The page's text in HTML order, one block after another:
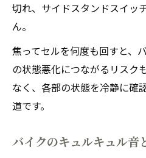
インジェクション
い点
切れ、サイドスタンドスイッ
ん。
焦ってセルを何度も回すと、
の状態悪化につながるリスク
なく、各部の状態を冷静に確
道です。
バイクのキュルキュル音